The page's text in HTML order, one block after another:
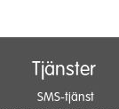
Tjänster
SMS-tjänst